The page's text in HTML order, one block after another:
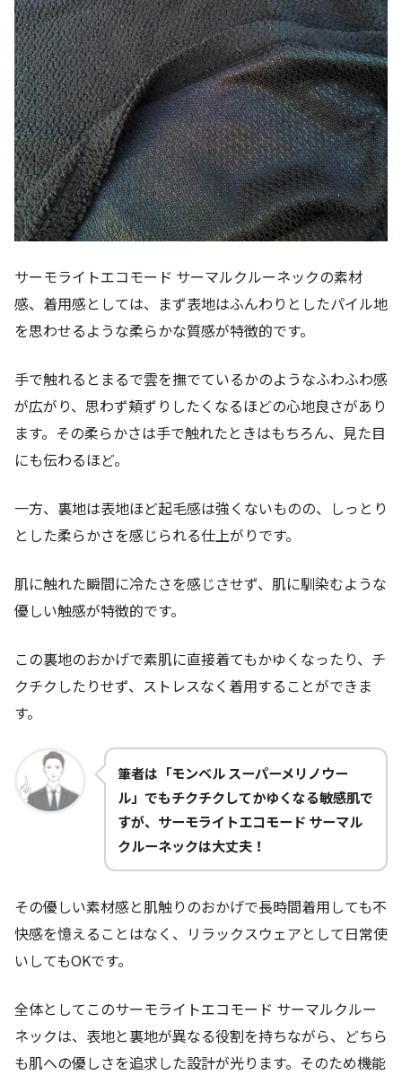
サーモライトエコモード サーマルクルーネックの素材
感、着用感としては、まず表地はふんわりとしたパイル地
を思わせるような柔らかな質感が特徴的です。
手で触れるとまるで雲を撫でているかのようなふわふわ感
が広がり、思わず頬ずりしたくなるほどの心地良さがあり
ます。その柔らかさは手で触れたときはもちろん、見た目
にも伝わるほど。
一方、裏地は表地ほど起毛感は強くないものの、しっとり
とした柔らかさを感じられる仕上がりです。
肌に触れた瞬間に冷たさを感じさせず、肌に馴染むような
優しい触感が特徴的です。
この裏地のおかげで素肌に直接着てもかゆくなったり、チ
クチクしたりせず、ストレスなく着用することができま
す。
筆者は「モンベル スーパーメリノウー
ル」でもチクチクしてかゆくなる敏感肌で
すが、サーモライトエコモード サーマル
クルーネックは大丈夫！
その優しい素材感と肌触りのおかげで長時間着用しても不
快感を憶えることはなく、リラックスウェアとして日常使
いしてもOKです。
全体としてこのサーモライトエコモード サーマルクルー
ネックは、表地と裏地が異なる役割を持ちながら、どちら
も肌への優しさを追求した設計が光ります。そのため機能